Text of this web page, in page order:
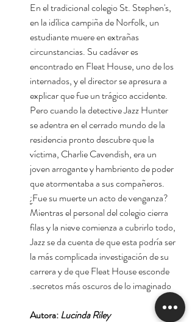
En el tradicional colegio St. Stephen's,
en la idílica campiña de Norfolk, un
estudiante muere en extrañas
circunstancias. Su cadáver es
encontrado en Fleat House, uno de los
internados, y el director se apresura a
explicar que fue un trágico accidente.
Pero cuando la detective Jazz Hunter
se adentra en el cerrado mundo de la
residencia pronto descubre que la
víctima, Charlie Cavendish, era un
joven arrogante y hambriento de poder
que atormentaba a sus compañeros.
¿Fue su muerte un acto de venganza?
Mientras el personal del colegio cierra
filas y la nieve comienza a cubrirlo todo,
Jazz se da cuenta de que esta podría ser
la más complicada investigación de su
carrera y de que Fleat House esconde
secretos más oscuros de lo imaginado.
Autora:Lucinda Riley